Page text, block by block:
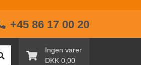
+45 86 17 00 20
Ingen varer
DKK 0,00